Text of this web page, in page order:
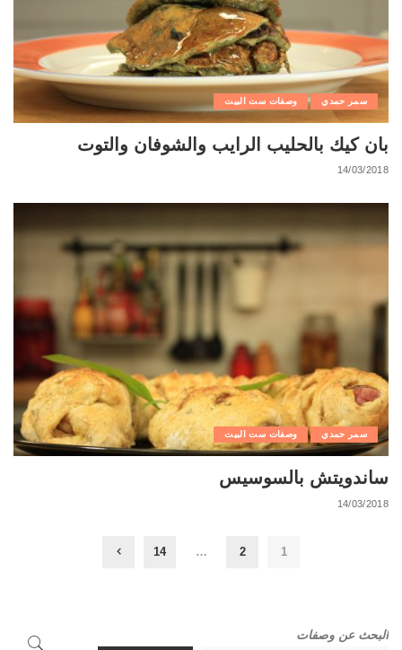
سمر حمدي وصفات ست البيت
بان كيك بالحليب الرايب والشوفان والتوت
14/03/2018
سمر حمدي وصفات ست البيت
ساندويتش بالسوسيس
14/03/2018
1
2
…
14
البحث عن وصفات